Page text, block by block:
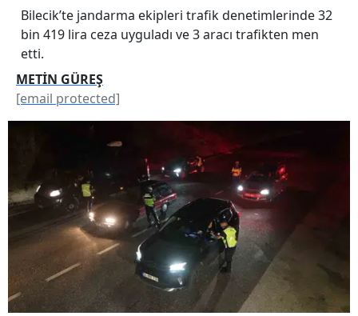
Bilecik’te jandarma ekipleri trafik denetimlerinde 32
bin 419 lira ceza uyguladı ve 3 aracı trafikten men
etti.
METİN GÜREŞ
[email protected]